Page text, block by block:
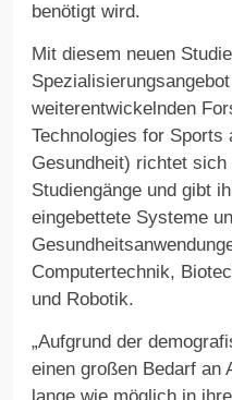
benötigt wird.
Mit diesem neuen
weiterentwickelnden
Technologies for Sports
Gesundheit) richtet
Studiengänge und gibt
eingebettete Systeme
Computertechnik,
und Robotik.
„Aufgrund der
einen großen Bedarf an